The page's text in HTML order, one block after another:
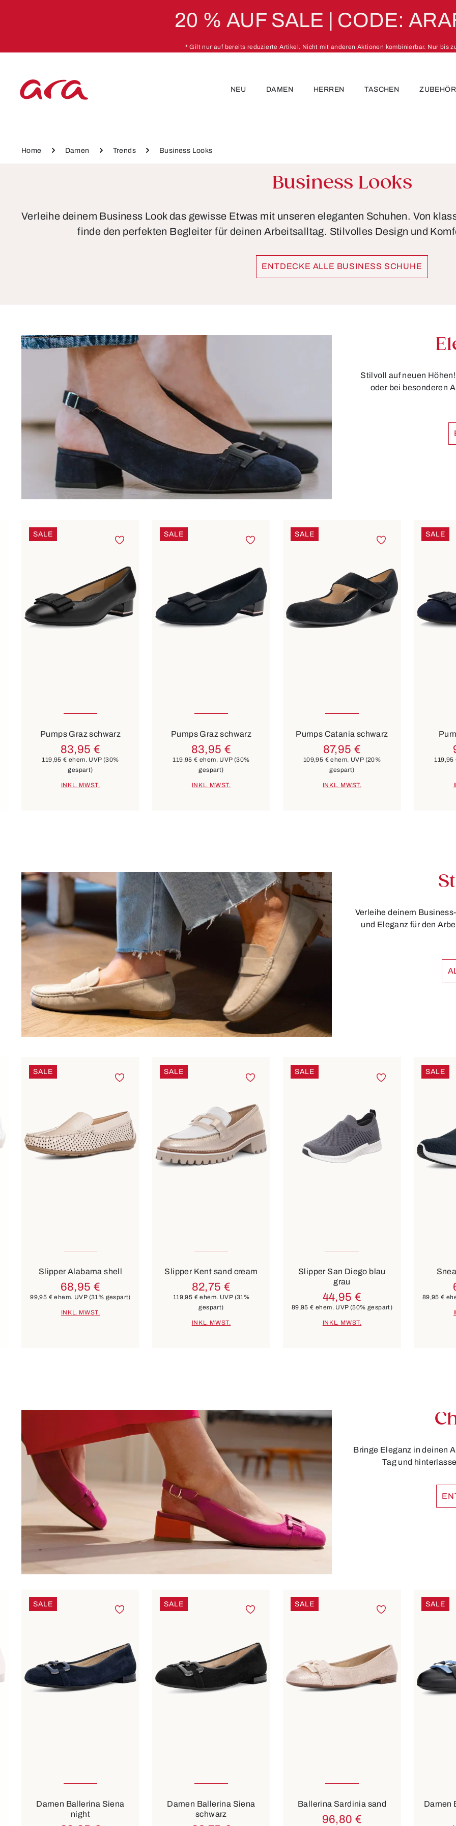
20 % AUF SALE | CODE:
* Gilt nur auf bereits reduzierte Artikel. Nicht mit anderen Aktionen kombinierbar. Nur bis
NEU DAMEN HERREN TASCHEN ZUBEHÖR
Home Damen Trends Business Looks
Business Looks
Verleihe deinem Business Look das gewisse Etwas mit unseren eleganten Schuhen. Von
finde den perfekten Begleiter für deinen Arbeitsalltag. Stilvolles Design und
ENTDECKE ALLE BUSINESS SCHUHE
Stilvoll auf neuen
oder bei besonderen
Produktgalerie überspringen
SALE
schwarz
beigeblau
Pumps Graz schwarz
83,95 €
119,95 € ehem. UVP (30%
gespart)
INKL. MWST.
SALE
schwarz
beigeblau
Pumps Graz schwarz
83,95 €
119,95 € ehem. UVP (30%
gespart)
INKL. MWST.
SALE
grünschwarz
Pumps Catania schwarz
87,95 €
109,95 € ehem. UVP (20%
gespart)
INKL. MWST.
SALE
119,95
Verleihe deinem
und Eleganz für den
SALE
weißblau
Slipper Alabama shell
68,95 €
99,95 € ehem. UVP (31% gespart)
INKL. MWST.
SALE
Slipper Kent sand cream
82,75 €
119,95 € ehem. UVP (31%
gespart)
INKL. MWST.
SALE
blau
Slipper San Diego blau
grau
44,95 €
89,95 € ehem. UVP (50% gespart)
INKL. MWST.
SALE
89,95 €
Bringe Eleganz in deinen
Tag und
SALE
schwarz
Damen Ballerina Siena
night
SALE
blau
Damen Ballerina Siena
schwarz
SALE
blaubeige
Ballerina Sardinia sand
96,80 €
SALE
Damen